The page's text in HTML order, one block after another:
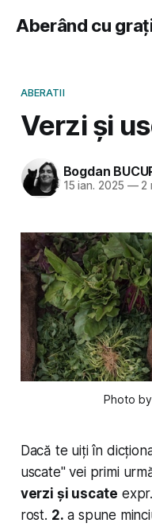
Aberând cu
ABERATII
Verzi și
Bogdan
15 ian. 2025 —2
Photo by
Dacă te uiți în
uscate" vei primi
verzi și uscate expr.
rost. 2. a spune